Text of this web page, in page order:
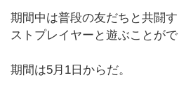
期間中は普段の友だちと共闘
ストプレイヤーと遊ぶことがで
期間は5月1日からだ。